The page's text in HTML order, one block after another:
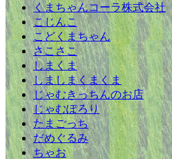
くまちゃんコーラ株式会社
こじんこ
こどくまちゃん
さこさこ
しまくま
しましまくまくま
じゃむきっちんのお店
じゃむぽろり
たまごっち
だめぐるみ
ちゃお